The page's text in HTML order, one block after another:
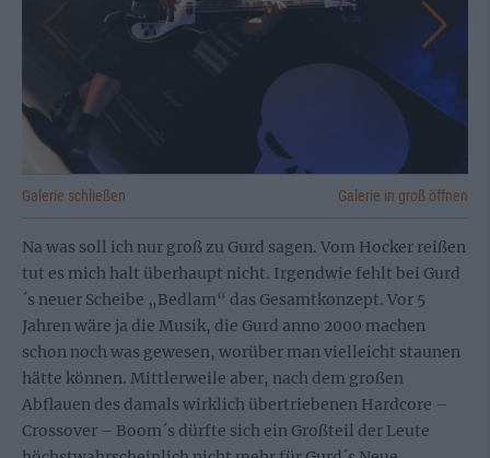
Galerie schließen Galerie in groß öffnen
Na was soll ich nur groß zu Gurd sagen. Vom Hocker reißen
tut es mich halt überhaupt nicht. Irgendwie fehlt bei Gurd
´s neuer Scheibe „Bedlam“ das Gesamtkonzept. Vor 5
Jahren wäre ja die Musik, die Gurd anno 2000 machen
schon noch was gewesen, worüber man vielleicht staunen
hätte können. Mittlerweile aber, nach dem großen
Abflauen des damals wirklich übertriebenen Hardcore –
Crossover – Boom´s dürfte sich ein Großteil der Leute